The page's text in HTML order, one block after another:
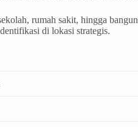
rumah sakit, hingga
di lokasi strategis.